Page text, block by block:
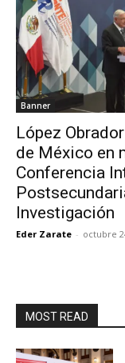
Banner
López
de México en
Conferencia
Investigación
Eder Zarate - octubre
MOST READ